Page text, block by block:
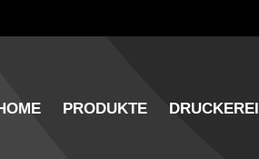
PRODUKTE DRUCKEREI